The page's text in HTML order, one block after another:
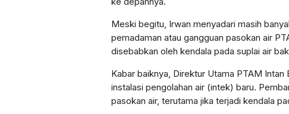
Meski begitu, Irwan menyadari masih
pemadaman atau gangguan pasokan air
disebabkan oleh kendala pada suplai air
Kabar baiknya, Direktur Utama PTAM
instalasi pengolahan air (intek) baru.
pasokan air, terutama jika terjadi kendala